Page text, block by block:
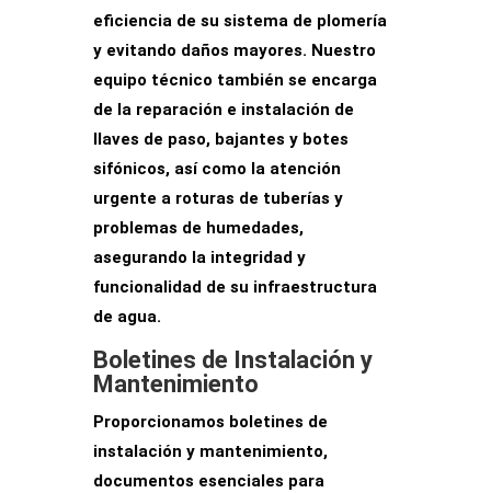
eficiencia de su sistema de plomería
y evitando daños mayores. Nuestro
equipo técnico también se encarga
de la reparación e instalación de
llaves de paso, bajantes y botes
sifónicos, así como la atención
urgente a roturas de tuberías y
problemas de humedades,
asegurando la integridad y
funcionalidad de su infraestructura
de agua.
Boletines de Instalación y
Mantenimiento
Proporcionamos boletines de
instalación y mantenimiento,
documentos esenciales para